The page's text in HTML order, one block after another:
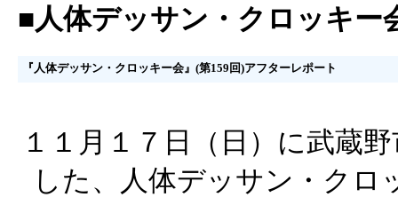
■人体デッサン・クロッキー
『人体デッサン・クロッキー会』(第159回)アフターレポート
１１月１７日（日）に武蔵
した、人体デッサン・クロ